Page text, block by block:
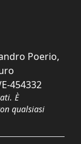
Poerio,
454332
È
qualsiasi